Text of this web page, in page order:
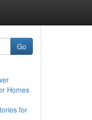
Go
Homes
for